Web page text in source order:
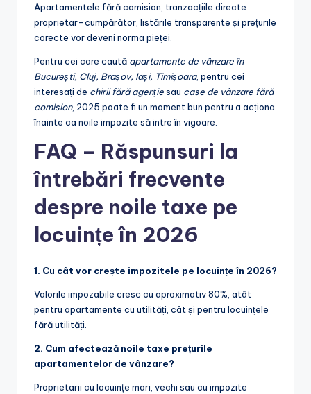
Apartamentele fără comision, tranzacțiile directe
proprietar–cumpărător, listările transparente și prețurile
corecte vor deveni norma pieței.
Pentru cei care caută apartamente de vânzare în
București, Cluj, Brașov, Iași, Timișoara, pentru cei
interesați de chirii fără agențiesau case de vânzare fără
comision, 2025 poate fi un moment bun pentru a acționa
înainte ca noile impozite să intre în vigoare.
FAQ – Răspunsuri la
întrebări frecvente
despre noile taxe pe
locuințe în 2026
1. Cu cât vor crește impozitele pe locuințe în 2026?
Valorile impozabile cresc cu aproximativ 80%, atât
pentru apartamente cu utilități, cât și pentru locuințele
fără utilități.
2. Cum afectează noile taxe prețurile
apartamentelor de vânzare?
Proprietarii cu locuințe mari, vechi sau cu impozite